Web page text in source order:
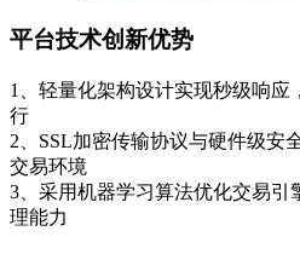
平台技术创新优势
1、轻量化架构设计实现秒级响应
行
2、SSL加密传输协议与硬件级安
交易环境
3、采用机器学习算法优化交易引
理能力